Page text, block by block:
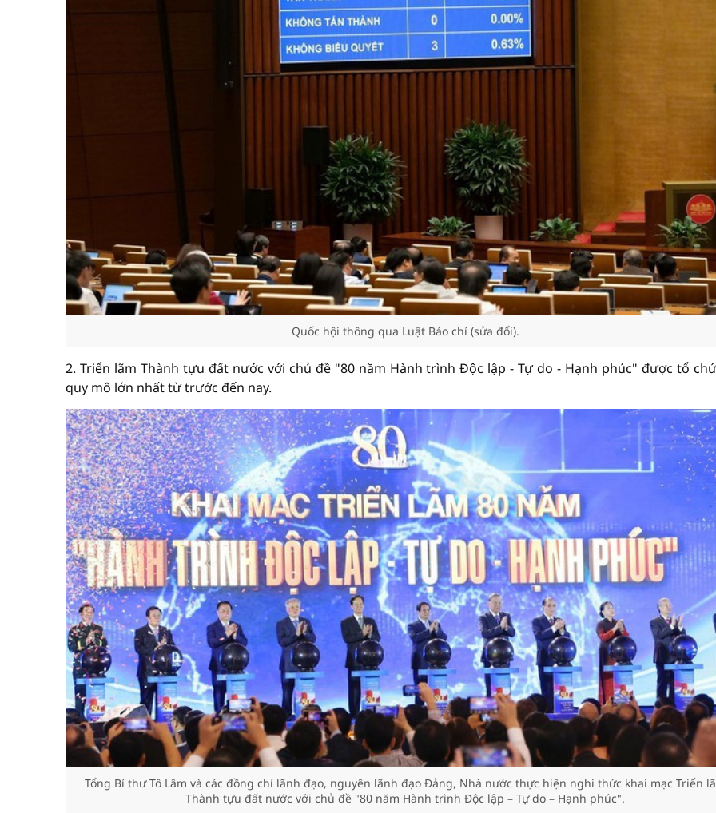
Quốc hội thông qua Luật Báo chí (sửa đổi).
2. Triển lãm Thành tựu đất nước với chủ đề "80 năm Hành trình Độc lập - Tự do - Hạnh phúc" được tổ
quy mô lớn nhất từ trước đến nay.
Tổng Bí thư Tô Lâm và các đồng chí lãnh đạo, nguyên lãnh đạo Đảng, Nhà nước thực hiện nghi thức khai mạc Triển
Thành tựu đất nước với chủ đề "80 năm Hành trình Độc lập – Tự do – Hạnh phúc".